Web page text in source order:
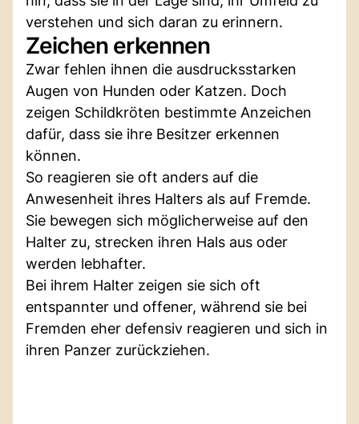
verstehen und sich daran zu erinnern.
Zeichen erkennen
Zwar fehlen ihnen die ausdrucksstarken
Augen von Hunden oder Katzen. Doch
zeigen Schildkröten bestimmte Anzeichen
dafür, dass sie ihre Besitzer erkennen
können.
So reagieren sie oft anders auf die
Anwesenheit ihres Halters als auf Fremde.
Sie bewegen sich möglicherweise auf den
Halter zu, strecken ihren Hals aus oder
werden lebhafter.
Bei ihrem Halter zeigen sie sich oft
entspannter und offener, während sie bei
Fremden eher defensiv reagieren und sich in
ihren Panzer zurückziehen.